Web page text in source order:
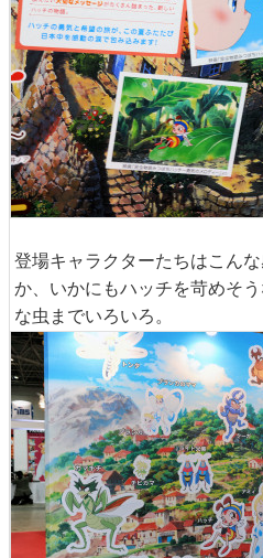
登場キャラクターたちはこん
か、いかにもハッチを苛めそ
な虫までいろいろ。